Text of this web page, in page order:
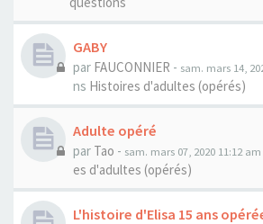
GABY
par FAUCONNIER - sam. mars 14,
ns Histoires d'adultes (opérés)
Adulte opéré
par Tao - sam. mars 07, 2020 11:12 am
es d'adultes (opérés)
L'histoire d'Elisa 15 ans